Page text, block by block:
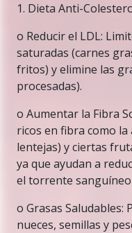
1. Dieta Anti-
o Reducir el LDL:
saturadas (carnes
fritos) y elimine las
procesadas).
o Aumentar la Fibra
ricos en fibra como
lentejas) y ciertas
ya que ayudan a
el torrente sanguíneo
o Grasas Saludables:
nueces, semillas y